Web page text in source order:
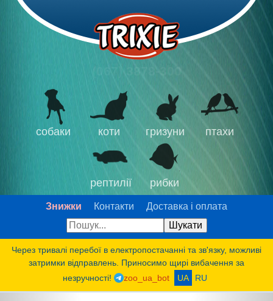
(067) 3878-300
собаки коти гризуни птахи
рептилії рибки
Знижки Контакти Доставка і оплата
Через тривалі перебої в електропостачанні та зв'язку, можливі
затримки відправлень. Приносимо щирі вибачення за
незручності!
zoo_ua_bot UA RU